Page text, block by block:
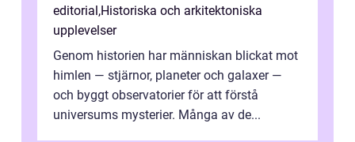
editorial,Historiska och arkitektoniska
upplevelser
Genom historien har människan blickat mot
himlen — stjärnor, planeter och galaxer —
och byggt observatorier för att förstå
universums mysterier. Många av de...